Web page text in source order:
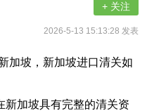
+ 关注
2026-5-13 15:13:28 发表
加坡，新加坡进口清关如
新加坡具有完整的清关资